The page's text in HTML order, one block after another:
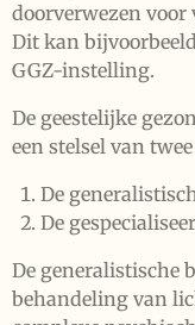
doorverwezen voor
Dit kan
GGZ-instelling.
De geestelijke
een stelsel van
De
De
De generalistische
behandeling van